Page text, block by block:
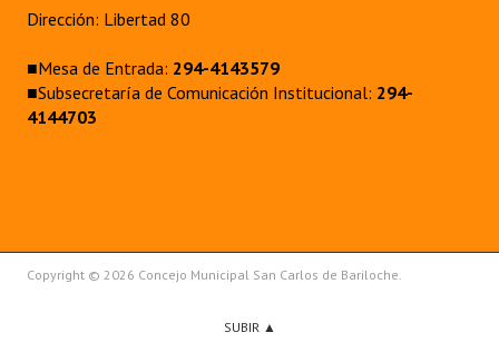
Dirección: Libertad 80
■Mesa de Entrada: 294-4143579
■Subsecretaría de Comunicación Institucional: 294-
4144703
Copyright © 2026 Concejo Municipal San Carlos de Bariloche.
SUBIR ▲